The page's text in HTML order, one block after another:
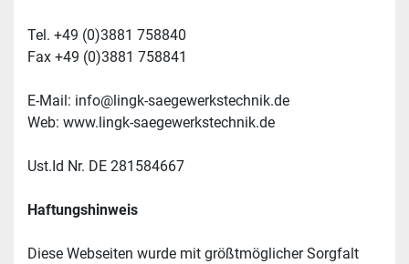
Tel. +49 (0)3881 758840
Fax +49 (0)3881 758841
E-Mail: info@lingk-saegewerkstechnik.de
Web: www.lingk-saegewerkstechnik.de
Ust.Id Nr. DE 281584667
Haftungshinweis
Diese Webseiten wurde mit größtmöglicher Sorgfalt